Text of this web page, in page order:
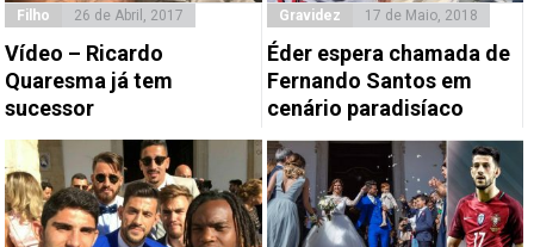
Filho 26 de Abril, 2017
Vídeo – Ricardo
Quaresma já tem
sucessor
Gravidez 17 de Maio, 2018
Éder espera chamada de
Fernando Santos em
cenário paradisíaco